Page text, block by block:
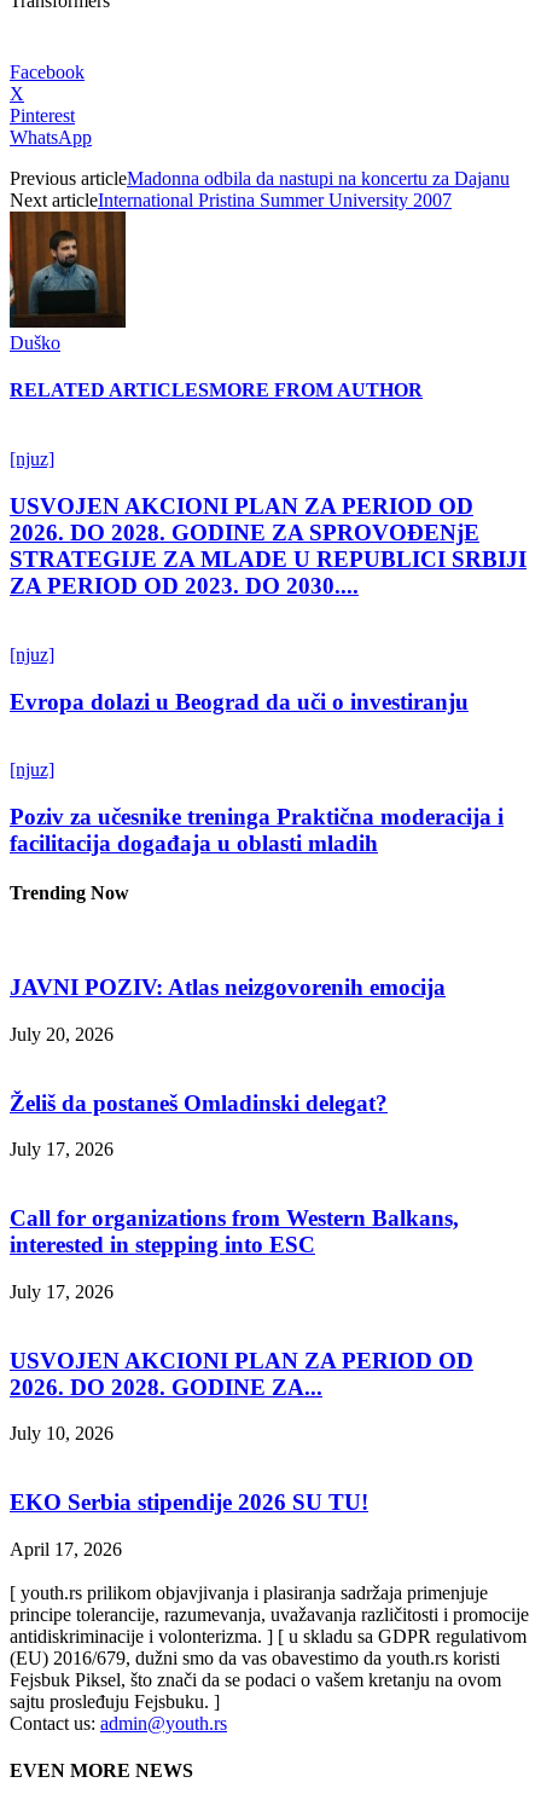
Facebook
X
Pinterest
WhatsApp
Previous articleMadonna odbila da nastupi na koncertu za Dajanu
Next articleInternational Pristina Summer University 2007
Duško
RELATED ARTICLESMORE FROM AUTHOR
[njuz]
USVOJEN AKCIONI PLAN ZA PERIOD OD
2026. DO 2028. GODINE ZA SPROVOĐENjE
STRATEGIJE ZA MLADE U REPUBLICI SRBIJI
ZA PERIOD OD 2023. DO 2030....
[njuz]
Evropa dolazi u Beograd da uči o investiranju
[njuz]
Poziv za učesnike treninga Praktična moderacija i
facilitacija događaja u oblasti mladih
Trending Now
JAVNI POZIV: Atlas neizgovorenih emocija
July 20, 2026
Želiš da postaneš Omladinski delegat?
July 17, 2026
Call for organizations from Western Balkans,
interested in stepping into ESC
July 17, 2026
USVOJEN AKCIONI PLAN ZA PERIOD OD
2026. DO 2028. GODINE ZA...
July 10, 2026
EKO Serbia stipendije 2026 SU TU!
April 17, 2026
[ youth.rs prilikom objavjivanja i plasiranja sadržaja primenjuje
principe tolerancije, razumevanja, uvažavanja različitosti i promocije
antidiskriminacije i volonterizma. ] [ u skladu sa GDPR regulativom
(EU) 2016/679, dužni smo da vas obavestimo da youth.rs koristi
Fejsbuk Piksel, što znači da se podaci o vašem kretanju na ovom
sajtu prosleđuju Fejsbuku. ]
Contact us: admin@youth.rs
EVEN MORE NEWS